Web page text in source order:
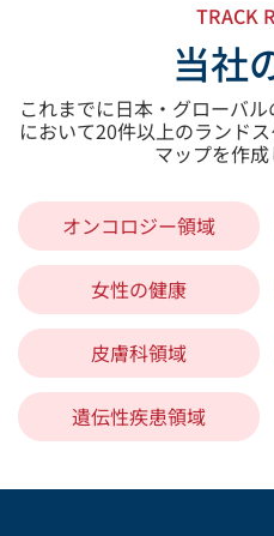
TRACK
当社
これまでに日本・グローバ
において20件以上のランド
マップを作成
オンコロジー領域
女性の健康
皮膚科領域
遺伝性疾患領域